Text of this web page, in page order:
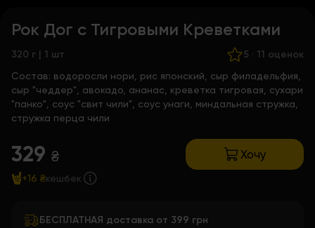
Рок Дог с Тигровыми Креветками
320 г | 1 шт 5 · 11 оценок
Состав: водоросли нори, рис японский, сыр филадельфия,
сыр "чеддер", авокадо, ананас, креветка тигровая, сухари
"панко", соус "свит чили", соус унаги, миндальная стружка,
стружка перца чили
329 ₴ Хочу
+16 ₴кешбек
БЕСПЛАТНАЯ доставка от 399 грн